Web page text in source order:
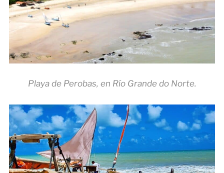
Playa de Perobas, en Río Grande do Norte.